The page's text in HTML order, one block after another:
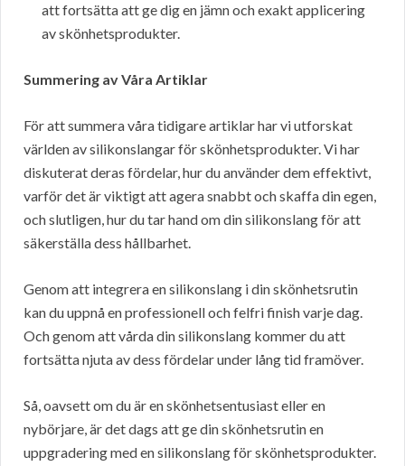
att fortsätta att ge dig en jämn och exakt applicering
av skönhetsprodukter.
Summering av Våra Artiklar
För att summera våra tidigare artiklar har vi utforskat
världen av silikonslangar för skönhetsprodukter. Vi har
diskuterat deras fördelar, hur du använder dem effektivt,
varför det är viktigt att agera snabbt och skaffa din egen,
och slutligen, hur du tar hand om din silikonslang för att
säkerställa dess hållbarhet.
Genom att integrera en silikonslang i din skönhetsrutin
kan du uppnå en professionell och felfri finish varje dag.
Och genom att vårda din silikonslang kommer du att
fortsätta njuta av dess fördelar under lång tid framöver.
Så, oavsett om du är en skönhetsentusiast eller en
nybörjare, är det dags att ge din skönhetsrutin en
uppgradering med en silikonslang för skönhetsprodukter.